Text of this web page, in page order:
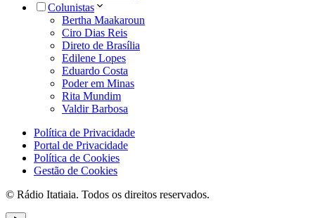
Colunistas
Bertha Maakaroun
Ciro Dias Reis
Direto de Brasília
Edilene Lopes
Eduardo Costa
Poder em Minas
Rita Mundim
Valdir Barbosa
Política de Privacidade
Portal de Privacidade
Política de Cookies
Gestão de Cookies
© Rádio Itatiaia. Todos os direitos reservados.